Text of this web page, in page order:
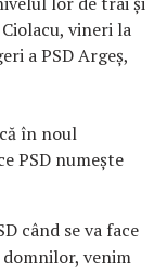
vineri la
a PSD Argeş,
în noul
PSD numeşte
când se va face
venim